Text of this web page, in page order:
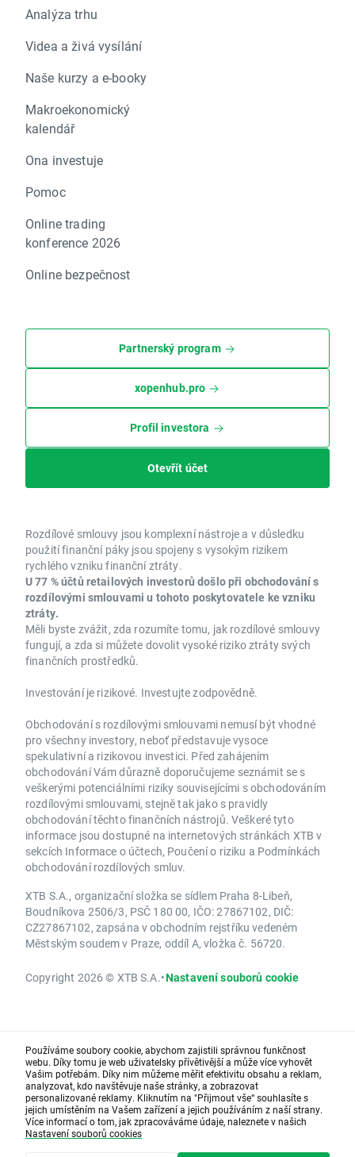
Analýza trhu
Videa a živá vysílání
Naše kurzy a e-booky
Makroekonomický
kalendář
Ona investuje
Pomoc
Online trading
konference 2026
Online bezpečnost
Partnerský program
xopenhub.pro
Profil investora
Otevřít účet
Rozdílové smlouvy jsou komplexní nástroje a v důsledku
použití finanční páky jsou spojeny s vysokým rizikem
rychlého vzniku finanční ztráty.
U 77 % účtů retailových investorů došlo při obchodování s
rozdílovými smlouvami u tohoto poskytovatele ke vzniku
ztráty.
Měli byste zvážit, zda rozumíte tomu, jak rozdílové smlouvy
fungují, a zda si můžete dovolit vysoké riziko ztráty svých
finančních prostředků.
Investování je rizikové. Investujte zodpovědně.
Obchodování s rozdílovými smlouvami nemusí být vhodné
pro všechny investory, neboť představuje vysoce
spekulativní a rizikovou investici. Před zahájením
obchodování Vám důrazně doporučujeme seznámit se s
veškerými potenciálními riziky souvisejícími s obchodováním
rozdílovými smlouvami, stejně tak jako s pravidly
obchodování těchto finančních nástrojů. Veškeré tyto
informace jsou dostupné na internetových stránkách XTB v
sekcích Informace o účtech, Poučení o riziku a Podmínkách
obchodování rozdílových smluv.
XTB S.A., organizační složka se sídlem Praha 8-Libeň,
Boudníkova 2506/3, PSČ 180 00, IČO: 27867102, DIČ:
CZ27867102, zapsána v obchodním rejstříku vedeném
Městským soudem v Praze, oddíl A, vložka č. 56720.
Copyright 2026 © XTB S.A.•Nastavení souborů cookie
Používáme soubory cookie, abychom zajistili správnou funkčnost
webu. Díky tomu je web uživatelsky přívětivější a může více vyhovět
Vašim potřebám. Díky nim můžeme měřit efektivitu obsahu a reklam,
analyzovat, kdo navštěvuje naše stránky, a zobrazovat
personalizované reklamy. Kliknutím na "Přijmout vše“ souhlasíte s
jejich umístěním na Vašem zařízení a jejich používáním z naší strany.
Více informací o tom, jak zpracováváme údaje, naleznete v našich
Nastavení souborů cookies